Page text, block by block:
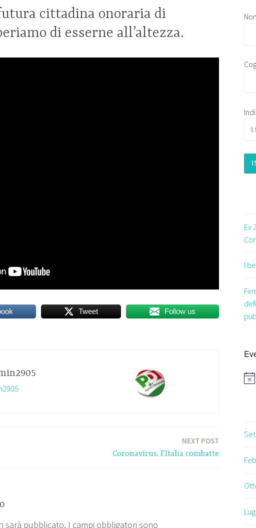
cittadina onoraria di
di esserne all’altezza.
Tweet Follow us
NEXT POST
Coronavirus, l’Italia combatte
sarà pubblicato. I campi obbligatori sono
Ex
I